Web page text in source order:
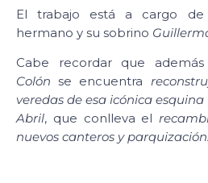
El trabajo está a cargo de
hermano y su sobrino
Cabe recordar que
Colón se encuentra
veredas de esa icónica
Abril, que conlleva el
nuevos canteros y parquización.